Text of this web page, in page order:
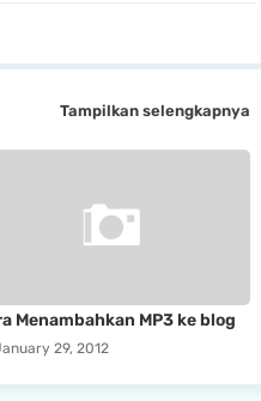
Tampilkan selengkapnya
Menambahkan MP3 ke blog
29, 2012